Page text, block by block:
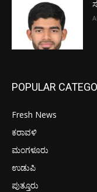
POPULAR
Fresh News
ಕರಾವಳಿ
ಮಂಗಳೂರು
ಉಡುಪಿ
ಪುತ್ತೂರು